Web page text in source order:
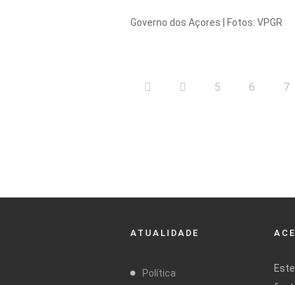
Governo dos Açores | Fotos: VPGR
5 6 7
ATUALIDADE
Política